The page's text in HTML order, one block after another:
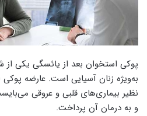
پوکی استخوان بعد از یائسگی یکی از
به‌ویژه زنان آسیایی است. عارضه
نظیر بیماری‌های قلبی و عروقی
و به درمان آن پرداخت.